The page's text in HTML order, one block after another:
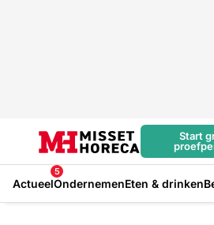
Start
Actueel
5
OndernemenEten & drinken